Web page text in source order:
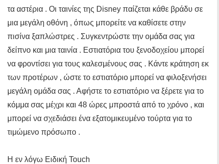
τα αστέρια . Οι ταινίες της Disney παίζεται κάθε βράδυ σε
μια μεγάλη οθόνη , όπως μπορείτε να καθίσετε στην
πισίνα ξαπλώστρες . Συγκεντρώστε την ομάδα σας για
δείπνο και μια ταινία . Εστιατόρια του ξενοδοχείου μπορεί
να φροντίσει για τους καλεσμένους σας . Κάντε κράτηση εκ
των προτέρων , ώστε το εστιατόριο μπορεί να φιλοξενήσει
μεγάλη ομάδα σας . Αφήστε το εστιατόριο να ξέρετε για το
κόμμα σας μέχρι και 48 ώρες μπροστά από το χρόνο , και
μπορεί να σχεδιάσει ένα εξατομικευμένο τούρτα για το
τιμώμενο πρόσωπο .
Η εν λόγω Ειδική Touch